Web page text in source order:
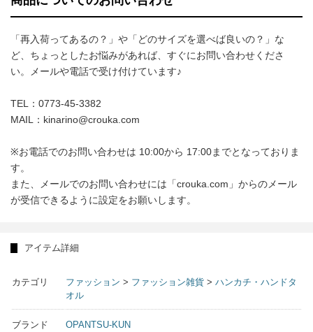
「再入荷ってあるの？」や「どのサイズを選べば良いの？」な
ど、ちょっとしたお悩みがあれば、すぐにお問い合わせくださ
い。メールや電話で受け付けています♪
TEL：0773-45-3382
MAIL：kinarino@crouka.com
※お電話でのお問い合わせは 10:00から 17:00までとなっておりま
す。
また、メールでのお問い合わせには「crouka.com」からのメール
が受信できるように設定をお願いします。
アイテム詳細
カテゴリ ファッション > ファッション雑貨 > ハンカチ・ハンドタ
オル
ブランド OPANTSU-KUN